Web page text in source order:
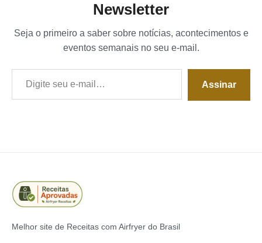
Newsletter
Seja o primeiro a saber sobre notícias, acontecimentos e
eventos semanais no seu e-mail.
Digite seu e-mail…
Assinar
Melhor site de Receitas com Airfryer do Brasil